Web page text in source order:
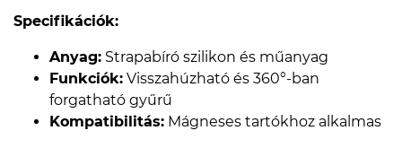
Specifikációk:
Anyag: Strapabíró szilikon és műanyag
Funkciók: Visszahúzható és 360°-ban
forgatható gyűrű
Kompatibilitás: Mágneses tartókhoz alkalmas